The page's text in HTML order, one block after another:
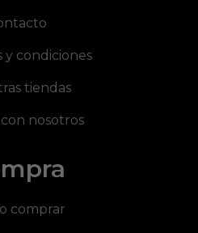
y condiciones
tiendas
nosotros
comprar